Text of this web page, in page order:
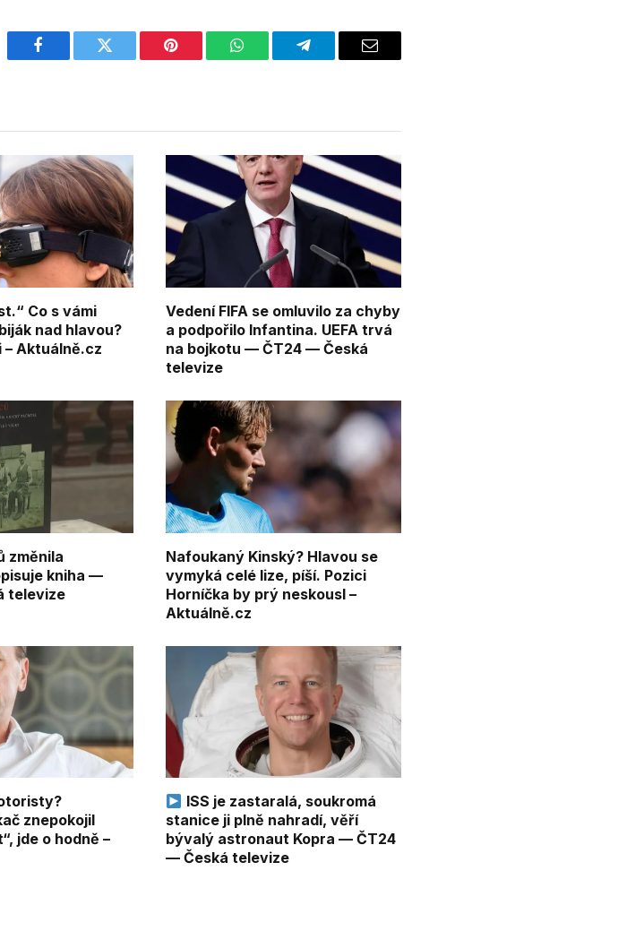
Facebook Twitter Pinterest WhatsAppTelegram Email
Co s vámi
nad hlavou?
– Aktuálně.cz
Vedení FIFA se omluvilo za chyby
a podpořilo Infantina. UEFA trvá
na bojkotu — ČT24 — Česká
televize
změnila
kniha —
televize
Nafoukaný Kinský? Hlavou se
vymyká celé lize, píší. Pozici
Horníčka by prý neskousl –
Aktuálně.cz
znepokojil
jde o hodně –
ISS je zastaralá, soukromá
stanice ji plně nahradí, věří
bývalý astronaut Kopra — ČT24
— Česká televize